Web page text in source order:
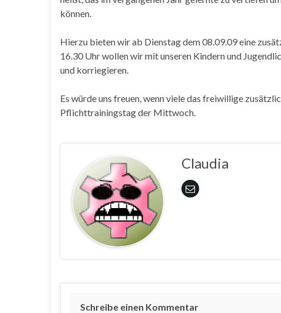
können.
Hierzu bieten wir ab Dienstag dem 08.09.09 eine
16.30 Uhr wollen wir mit unseren Kindern und
und korriegieren.
Es würde uns freuen, wenn viele das freiwillige
Pflichttrainingstag der Mittwoch.
Claudia
Schreibe einen Kommentar